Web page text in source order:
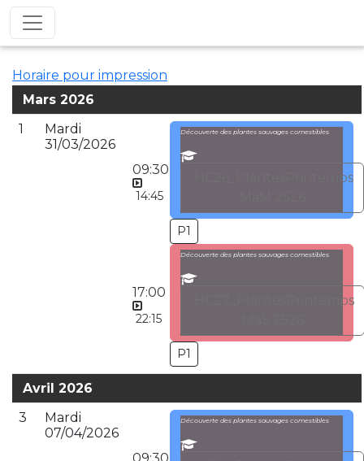
Horaire pour impression
Mars 2026
1
Mardi
31/03/2026
09:30
14:45
Découverte des plantes sauvages comestibles
HC26_PlantesPrintemps
P1
17:00
22:15
Découverte des plantes sauvages comestibles
HC27_PlantesPrintemps
P1
Avril 2026
3
Mardi
07/04/2026
Découverte des plantes sauvages comestibles